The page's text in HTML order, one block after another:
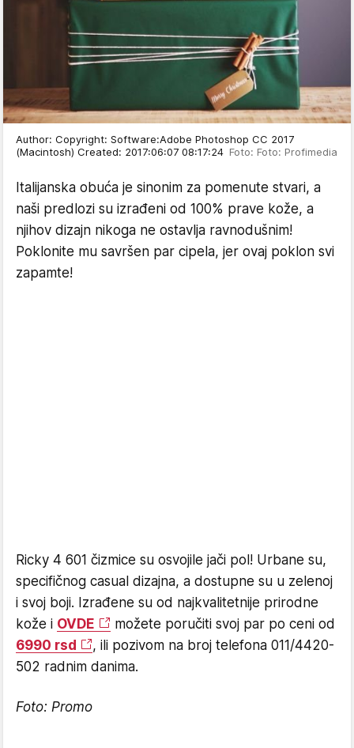
Author: Copyright: Software:Adobe Photoshop CC 2017
(Macintosh) Created: 2017:06:07 08:17:24 Foto: Foto: Profimedia
Italijanska obuća je sinonim za pomenute stvari, a
naši predlozi su izrađeni od 100% prave kože, a
njihov dizajn nikoga ne ostavlja ravnodušnim!
Poklonite mu savršen par cipela, jer ovaj poklon svi
zapamte!
Ricky 4 601 čizmice su osvojile jači pol! Urbane su,
specifičnog casual dizajna, a dostupne su u zelenoj
i svoj boji. Izrađene su od najkvalitetnije prirodne
kože i OVDE
možete poručiti svoj par po ceni od
6990 rsd
, ili pozivom na broj telefona 011/4420-
502 radnim danima.
Foto: Promo